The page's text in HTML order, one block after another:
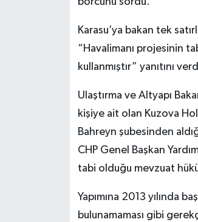
Karasu’ya bakan tek
“Havalimanı projesinin
kullanmıştır” yanıtını
Ulaştırma ve Altyapı
kişiye ait olan Kuzova
Bahreyn şubesinden
CHP Genel Başkan
tabi olduğu mevzuat
Yapımına 2013 yılında
bulunamaması gibi